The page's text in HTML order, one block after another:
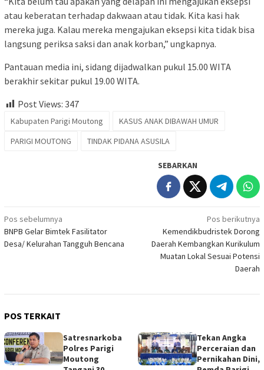
atau keberatan terhadap dakwaan atau tidak. Kita kasi hak
mereka juga. Kalau mereka mengajukan eksepsi kita tidak bisa
langsung periksa saksi dan anak korban,” ungkapnya.
Pantauan media ini, sidang dijadwalkan pukul 15.00 WITA
berakhir sekitar pukul 19.00 WITA.
Post Views: 347
Kabupaten Parigi Moutong
KASUS ANAK DIBAWAH UMUR
PARIGI MOUTONG
TINDAK PIDANA ASUSILA
SEBARKAN
Navigasi
pos
Pos sebelumnya
BNPB Gelar Bimtek Fasilitator
Desa/ Kelurahan Tangguh Bencana
Pos berikutnya
Kemendikbudristek Dorong
Daerah Kembangkan Kurikulum
Muatan Lokal Sesuai Potensi
Daerah
POS TERKAIT
Satresnarkoba
Polres Parigi
Moutong
Tekan Angka
Perceraian dan
Pernikahan Dini,